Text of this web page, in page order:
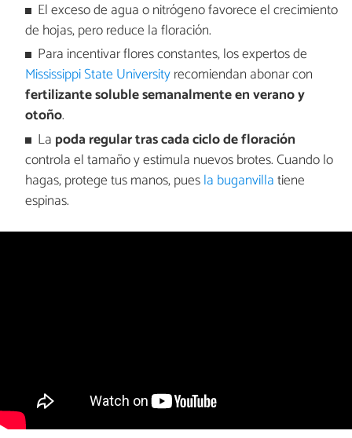
El exceso de agua o nitrógeno favorece el crecimiento
de hojas, pero reduce la floración.
Para incentivar flores constantes, los expertos de
Mississippi State Universityrecomiendan abonar con
fertilizante soluble semanalmente en verano y
otoño.
La poda regular tras cada ciclo de floración
controla el tamaño y estimula nuevos brotes. Cuando lo
hagas, protege tus manos, puesla buganvillatiene
espinas.